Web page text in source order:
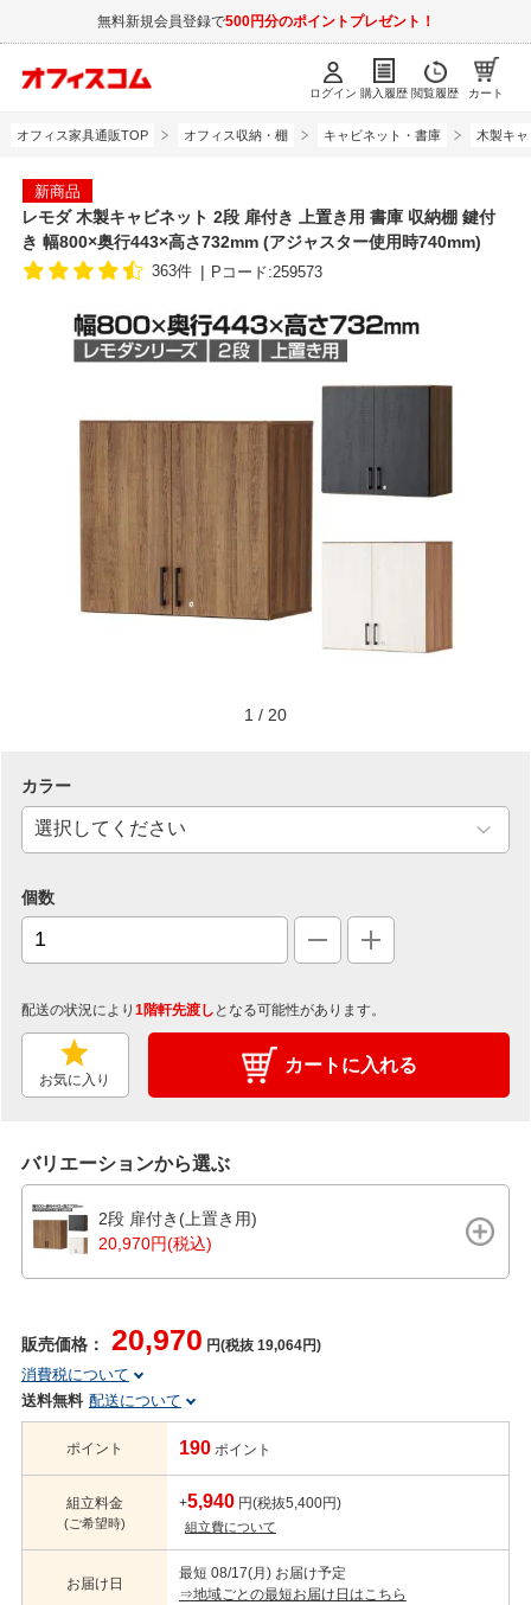
無料新規会員登録で500円分のポイントプレゼント！
ログイン 購入履歴 閲覧履歴 カート
オフィス家具通販TOP オフィス収納・棚 キャビネット・書庫 木製キ
新商品
レモダ 木製キャビネット 2段 扉付き 上置き用 書庫 収納棚 鍵付
き 幅800×奥行443×高さ732mm (アジャスター使用時740mm)
363件 Pコード:259573
1 / 20
カラー
個数
配送の状況により 1階軒先渡し となる可能性があります。
お気に入り
カートに入れる
バリエーションから選ぶ
2段 扉付き(上置き用)
20,970円(税込)
販売価格： 20,970 円(税抜 19,064円)
消費税について
送料無料 配送について
ポイント 190 ポイント
組立料金
(ご希望時)
+5,940 円(税抜5,400円)
組立費について
お届け日
最短 08/17(月) お届け予定
⇒地域ごとの最短お届け日はこちら